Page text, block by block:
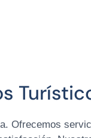
Ofrecemos